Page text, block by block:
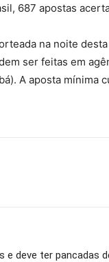
687 apostas
na noite
ser feitas em
A aposta mínima
e deve ter pancadas